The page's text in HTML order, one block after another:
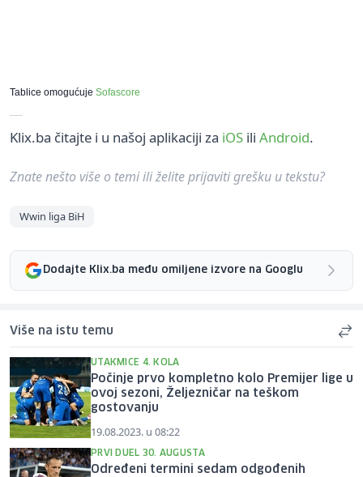
Tablice omogućuje Sofascore
Klix.ba čitajte i u našoj aplikaciji za iOS ili Android.
Znate nešto više o temi ili želite prijaviti grešku u tekstu?
Wwin liga BiH
Dodajte Klix.ba među omiljene izvore na Googlu
Više na istu temu
UTAKMICE 4. KOLA
Počinje prvo kompletno kolo Premijer lige u
ovoj sezoni, Željezničar na teškom
gostovanju
19.08.2023. u 08:22
PRVI DUEL 30. AUGUSTA
Određeni termini sedam odgođenih